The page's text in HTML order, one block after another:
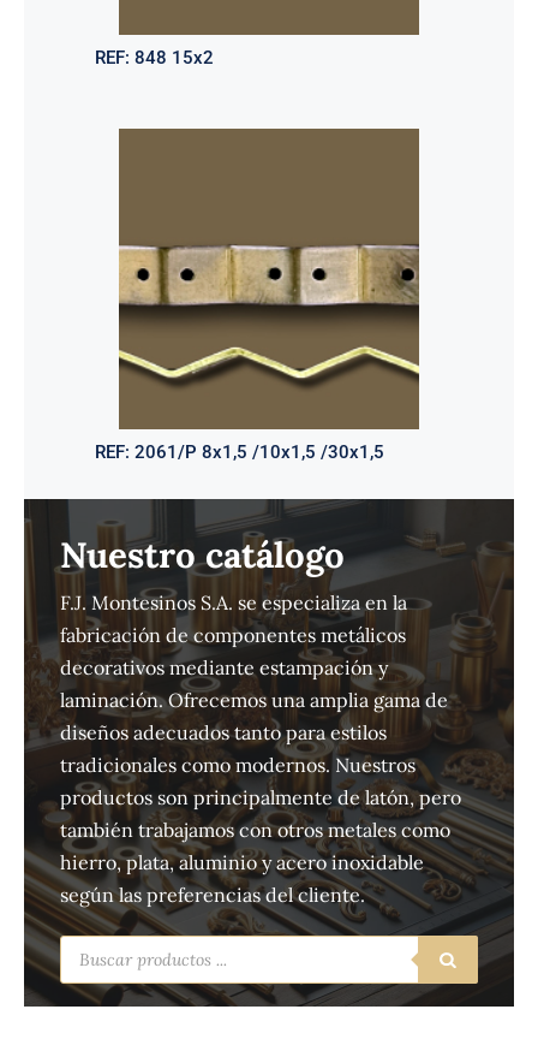
REF: 848 15x2
REF: 2061/P 8x1,5 /10x1,5 /30x1,5
Nuestro catálogo
F.J. Montesinos S.A. se especializa en la
fabricación de componentes metálicos
decorativos mediante estampación y
laminación. Ofrecemos una amplia gama de
diseños adecuados tanto para estilos
tradicionales como modernos. Nuestros
productos son principalmente de latón, pero
también trabajamos con otros metales como
hierro, plata, aluminio y acero inoxidable
según las preferencias del cliente.
Búsqueda
de
productos